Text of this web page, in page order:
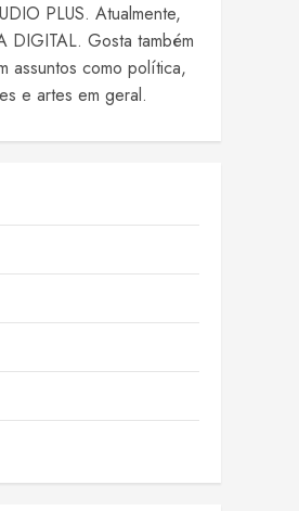
PLUS. Atualmente,
Gosta também
assuntos como política,
e artes em geral.